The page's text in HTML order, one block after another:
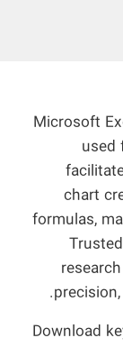
Microsoft
used
chart
formulas,
Download